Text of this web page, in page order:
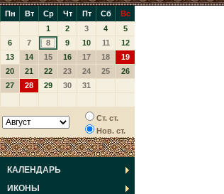
Пн Вт Ср Чт Пт Сб
Вс
1
2 3 4
5
6
7 8 9 10 11
12
13
14 15 16 17 18
19
20
21 22 23 24 25
26
27
28 29 30 31
Ст. ст.
Нов. ст.
КАЛЕНДАРЬ
ИКОНЫ